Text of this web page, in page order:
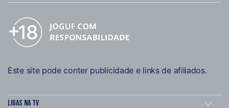
Este site pode conter publicidade e links de afiliados.
Ligas na TV